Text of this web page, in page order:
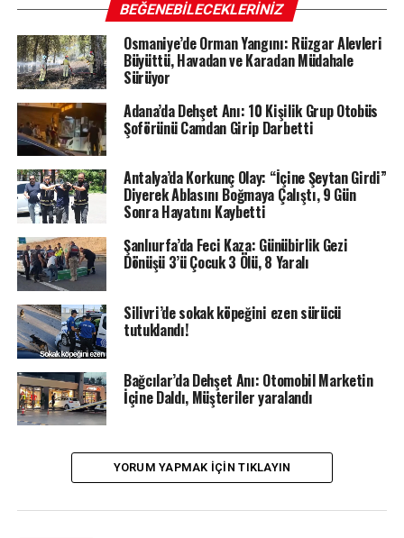
Kuyumcu dükkanında akşam mesaisinde yaşanan kaza
paniğe yol açtı. İddiaya göre, iş yerinde bulunan 22
yaşındaki bir çalışan, amcasına ait ruhsatlı tabancayı
“doldur-boşalt” yaparken silah aniden ateş aldı; çıkan
kurşun karşısında duran 29 yaşındaki iş arkadaşı kasık
bölgesinden yaralandı. Olay sonrası yaralı, olay yerinde
yapılan ilk müdahalenin ardından ambulansla hastaneye
kaldırıldı; şüpheli gözaltına alındı.
Kaza, akşam saatlerinde Atatürk Mahallesi’ndeki
bir kuyumcuda meydana geldi.
İddialara göre tabanca, “doldur-boşalt” işlemi
sırasında aniden ateş aldı; kurşun, mağaza
içindeki diğer çalışanın kasığına isabet etti.
Yaralıya olay yerinde ilk müdahale yapıldı ve
ardından Ümraniye Eğitim ve Araştırma
Hastanesi’ne sevk edildi.
Olayla ilgili olarak tabancayı kullanan çalışan
polis tarafından gözaltına alındı; tabancaya el
BEĞENEBILECEKLERINIZ
Osmaniye’de Orman Yangını: Rüzgar Alevleri
Büyüttü, Havadan ve Karadan Müdahale
Sürüyor
Adana’da Dehşet Anı: 10 Kişilik Grup Otobüs
Şoförünü Camdan Girip Darbetti
Antalya’da Korkunç Olay: “İçine Şeytan Girdi”
Diyerek Ablasını Boğmaya Çalıştı, 9 Gün
Sonra Hayatını Kaybetti
Şanlıurfa’da Feci Kaza: Günübirlik Gezi
Dönüşü 3’ü Çocuk 3 Ölü, 8 Yaralı
Silivri’de sokak köpeğini ezen sürücü
tutuklandı!
Bağcılar’da Dehşet Anı: Otomobil Marketin
İçine Daldı, Müşteriler yaralandı
YORUM YAPMAK IÇIN TIKLAYIN